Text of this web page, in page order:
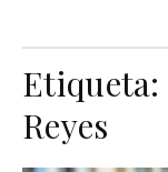
Etiqueta:
Reyes